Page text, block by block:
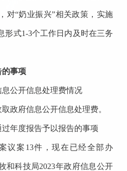
对“奶业振兴”相关政策，实施
形式1-3个工作日内及时在三务
的事项
息公开信息处理费情况
政府信息公开信息处理费。
过年度报告予以报告的事项
议案13件，现在已经全部办
和科技局2023年政府信息公开